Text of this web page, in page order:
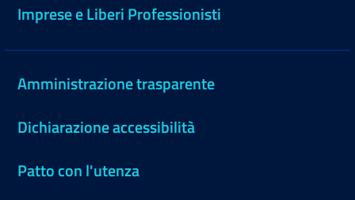
Imprese e Liberi Professionisti
Amministrazione trasparente
Dichiarazione accessibilità
Patto con l'utenza